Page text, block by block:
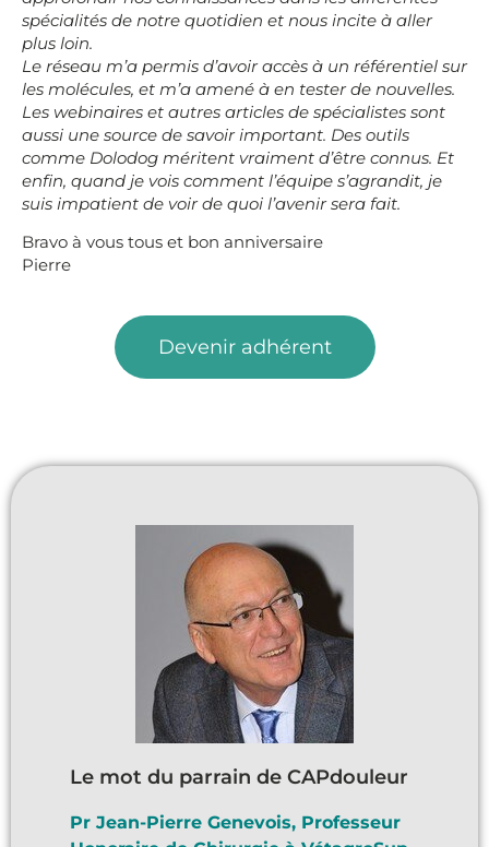
spécialités de notre quotidien et nous incite à aller
plus loin.
Le réseau m’a permis d’avoir accès à un référentiel sur
les molécules, et m’a amené à en tester de nouvelles.
Les webinaires et autres articles de spécialistes sont
aussi une source de savoir important. Des outils
comme Dolodog méritent vraiment d’être connus. Et
enfin, quand je vois comment l’équipe s’agrandit, je
suis impatient de voir de quoi l’avenir sera fait.
Bravo à vous tous et bon anniversaire
Pierre
Devenir adhérent
Le mot du parrain de CAPdouleur
Pr Jean-Pierre Genevois, Professeur